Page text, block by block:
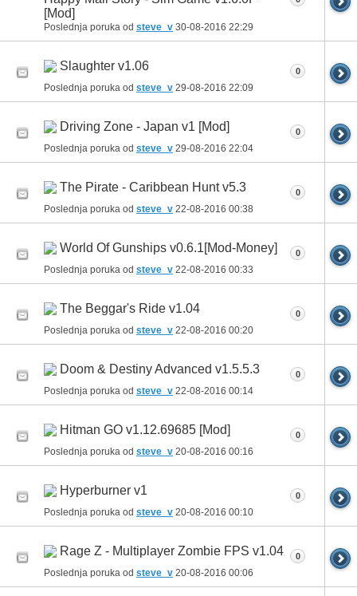
[Mod]
Poslednja poruka od steve_v 30-08-2016 22:29
Slaughter v1.06
Poslednja poruka od steve_v 29-08-2016 22:09
0
Driving Zone - Japan v1 [Mod]
Poslednja poruka od steve_v 29-08-2016 22:04
0
The Pirate - Caribbean Hunt v5.3
Poslednja poruka od steve_v 22-08-2016 00:38
0
World Of Gunships v0.6.1[Mod-Money]
Poslednja poruka od steve_v 22-08-2016 00:33
0
The Beggar's Ride v1.04
Poslednja poruka od steve_v 22-08-2016 00:20
0
Doom & Destiny Advanced v1.5.5.3
Poslednja poruka od steve_v 22-08-2016 00:14
0
Hitman GO v1.12.69685 [Mod]
Poslednja poruka od steve_v 20-08-2016 00:16
0
Hyperburner v1
Poslednja poruka od steve_v 20-08-2016 00:10
0
Rage Z - Multiplayer Zombie FPS v1.04
Poslednja poruka od steve_v 20-08-2016 00:06
0